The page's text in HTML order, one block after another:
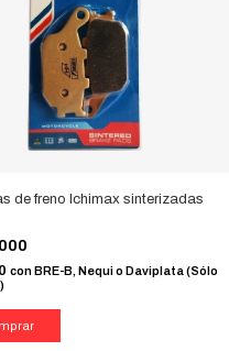
de freno Ichimax sinterizadas
con BRE-B, Nequi o Daviplata (Sólo